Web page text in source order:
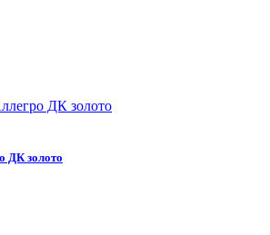
ДК золото